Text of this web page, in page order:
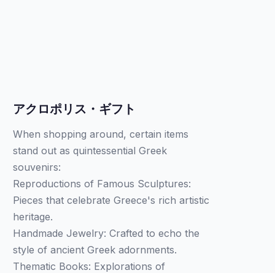
アクロポリス・ギフト
When shopping around, certain items
stand out as quintessential Greek
souvenirs:
Reproductions of Famous Sculptures:
Pieces that celebrate Greece's rich artistic
heritage.
Handmade Jewelry: Crafted to echo the
style of ancient Greek adornments.
Thematic Books: Explorations of